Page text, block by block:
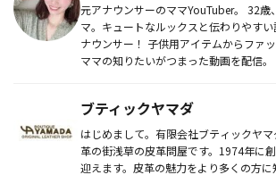
元アナウンサーのママYouTuber。 32歳、1歳10ヶ月の女の子マ
マ。キュートなルックスと伝わりやす
ナウンサー！ 子供用アイテムからファ
ママの知りたいがつまった動画を配信
ブティックヤマダ
はじめまして。有限会社ブティックヤ
革の街浅草の皮革問屋です。1974年に
迎えます。皮革の魅力をより多くの方